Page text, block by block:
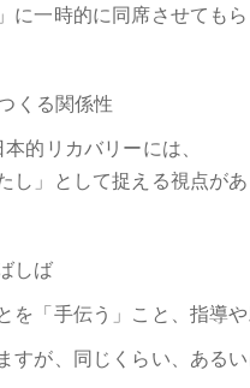
に一時的に同席させても
くる関係性
的リカバリーには、
し」として捉える視点があ
しば
を「手伝う」こと、指導
すが、同じくらい、あるい